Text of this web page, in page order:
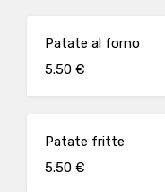
Patate al forno
5.50 €
Patate fritte
5.50 €